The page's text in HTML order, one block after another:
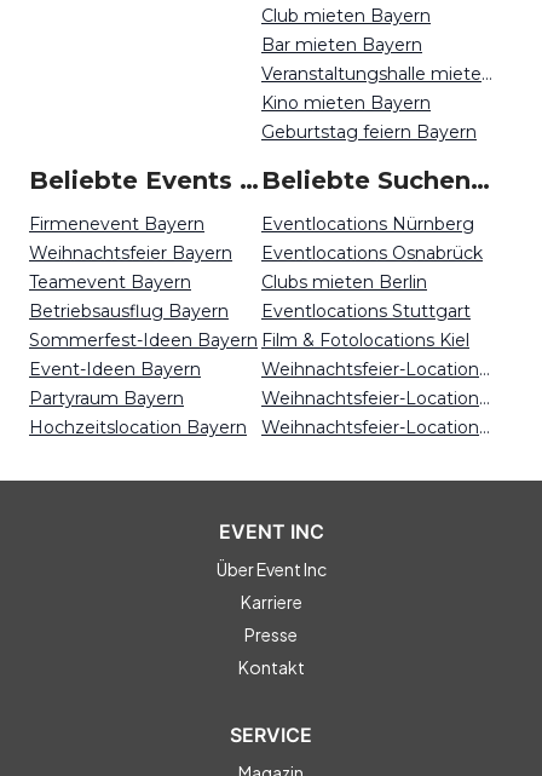
Club mieten Bayern
Bar mieten Bayern
Veranstaltungshalle mieten Bayern
Kino mieten Bayern
Geburtstag feiern Bayern
Beliebte Events in Bayern
Firmenevent Bayern
Weihnachtsfeier Bayern
Teamevent Bayern
Betriebsausflug Bayern
Sommerfest-Ideen Bayern
Event-Ideen Bayern
Partyraum Bayern
Hochzeitslocation Bayern
Beliebte Suchen auf Event Inc
Eventlocations Nürnberg
Eventlocations Osnabrück
Clubs mieten Berlin
Eventlocations Stuttgart
Film & Fotolocations Kiel
Weihnachtsfeier-Locations Leipzig
Weihnachtsfeier-Locations Bremen
Weihnachtsfeier-Locations Kiel
EVENT INC
Über Event Inc
Karriere
Presse
Kontakt
SERVICE